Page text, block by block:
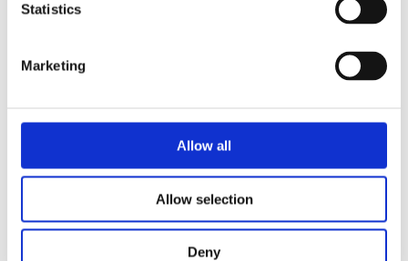
Statistics
Marketing
Allow all
Allow selection
Deny
Brite-Mat R
rektangulær
musematte
lager